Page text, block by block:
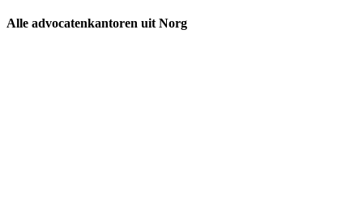
Alle advocatenkantoren uit Norg